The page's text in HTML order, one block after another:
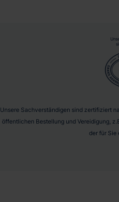
Unsere Sachverständigen sind zertifiziert
öffentlichen Bestellung und Vereidigung,
der für Sie